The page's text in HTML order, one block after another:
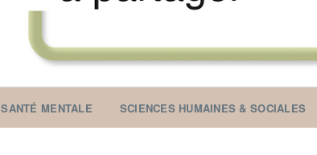
SANTÉ MENTALE SCIENCES HUMAINES & SOCIALES